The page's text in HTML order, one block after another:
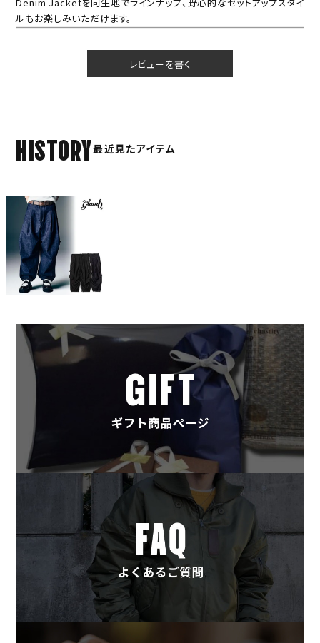
Denim Jacketを同生地でラインナップ、野心的なセットアップスタイ
ルもお楽しみいただけます。
レビューを書く
HISTORY最近見たアイテム